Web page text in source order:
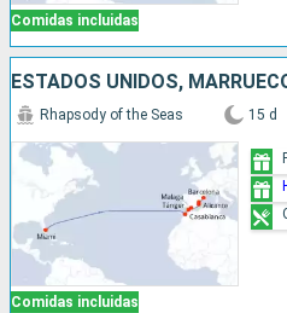
Comidas incluidas
ESTADOS UNIDOS,
Comidas incluidas
Rhapsody of the Seas 15 d